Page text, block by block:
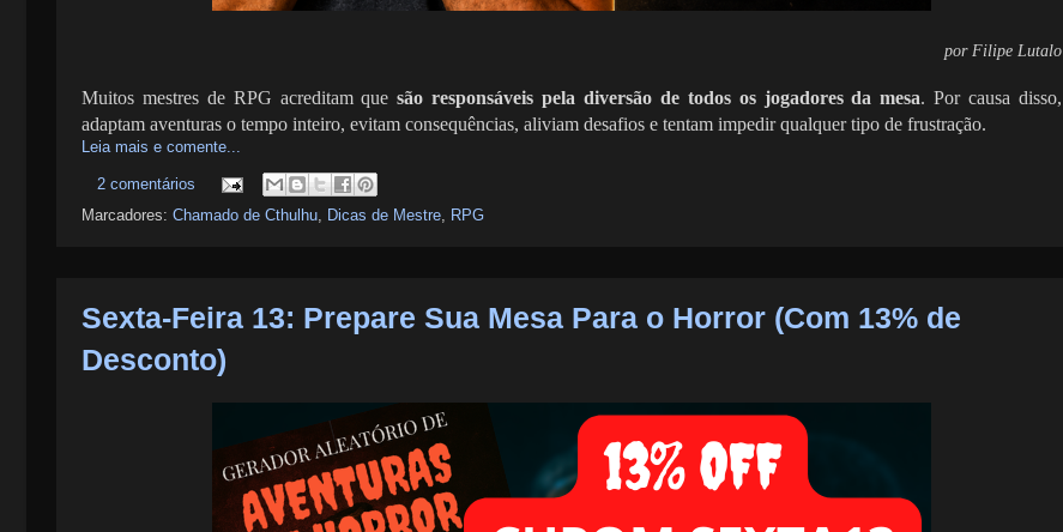
por Filipe Lutalo
Muitos mestres de RPG acreditam quesão responsáveis pela diversão de todos os jogadores da mesa. Por causa disso,
adaptam aventuras o tempo inteiro, evitam consequências, aliviam desafios e tentam impedir qualquer tipo de frustração.
Leia mais e comente...
2 comentários
Marcadores: Chamado de Cthulhu, Dicas de Mestre, RPG
Sexta-Feira 13: Prepare Sua Mesa Para o Horror (Com 13% de
Desconto)